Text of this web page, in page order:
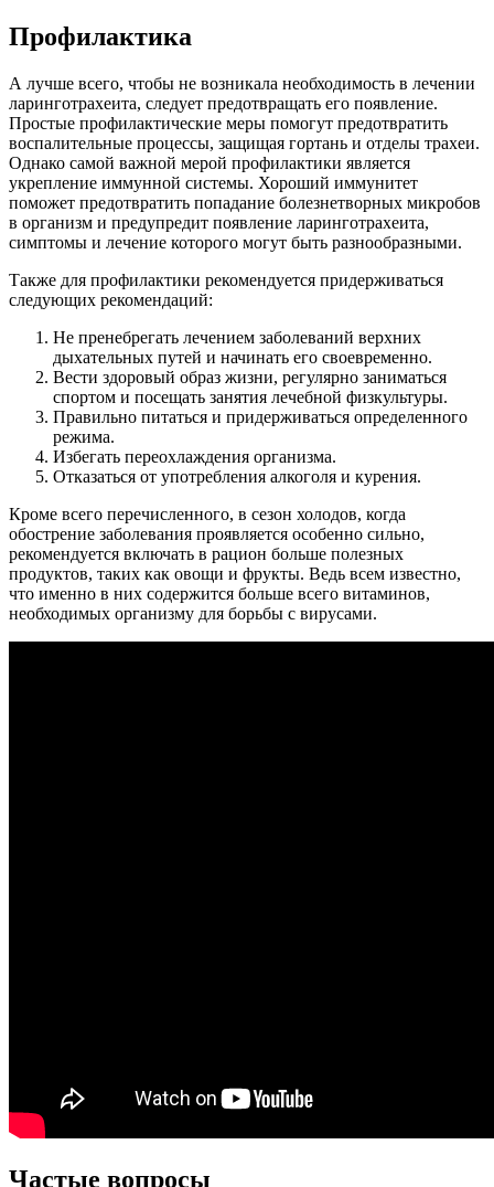
Профилактика
А лучше всего, чтобы не возникала необходимость в лечении
ларинготрахеита, следует предотвращать его появление.
Простые профилактические меры помогут предотвратить
воспалительные процессы, защищая гортань и отделы трахеи.
Однако самой важной мерой профилактики является
укрепление иммунной системы. Хороший иммунитет
поможет предотвратить попадание болезнетворных микробов
в организм и предупредит появление ларинготрахеита,
симптомы и лечение которого могут быть разнообразными.
Также для профилактики рекомендуется придерживаться
следующих рекомендаций:
Не пренебрегать лечением заболеваний верхних
дыхательных путей и начинать его своевременно.
Вести здоровый образ жизни, регулярно заниматься
спортом и посещать занятия лечебной физкультуры.
Правильно питаться и придерживаться определенного
режима.
Избегать переохлаждения организма.
Отказаться от употребления алкоголя и курения.
Кроме всего перечисленного, в сезон холодов, когда
обострение заболевания проявляется особенно сильно,
рекомендуется включать в рацион больше полезных
продуктов, таких как овощи и фрукты. Ведь всем известно,
что именно в них содержится больше всего витаминов,
необходимых организму для борьбы с вирусами.
Частые вопросы